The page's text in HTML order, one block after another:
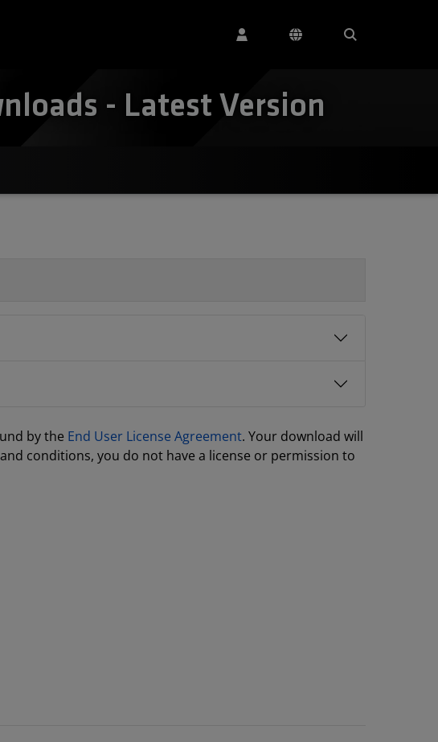
- Latest Version
by the End User License Agreement. Your download will
conditions, you do not have a license or permission to